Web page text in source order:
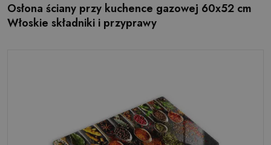
Osłona ściany przy kuchence gazowej 60x52 cm
Włoskie składniki i przyprawy